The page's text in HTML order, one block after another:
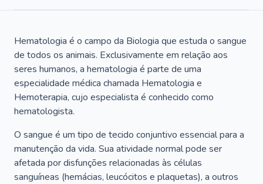
Hematologia é o campo da Biologia que estuda o sangue
de todos os animais. Exclusivamente em relação aos
seres humanos, a hematologia é parte de uma
especialidade médica chamada Hematologia e
Hemoterapia, cujo especialista é conhecido como
hematologista.
O sangue é um tipo de tecido conjuntivo essencial para a
manutenção da vida. Sua atividade normal pode ser
afetada por disfunções relacionadas às células
sanguíneas (hemácias, leucócitos e plaquetas), a outros